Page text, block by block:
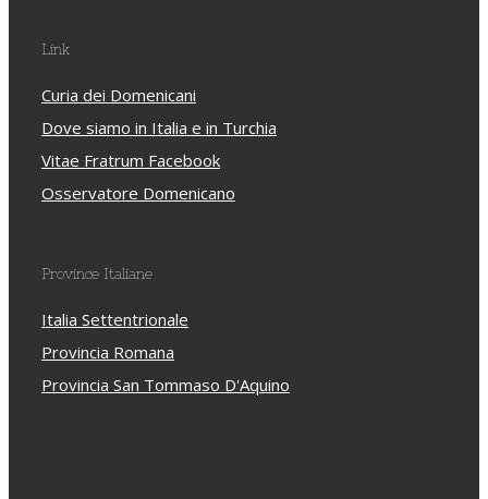
Link
Curia dei Domenicani
Dove siamo in Italia e in Turchia
Vitae Fratrum Facebook
Osservatore Domenicano
Province Italiane
Italia Settentrionale
Provincia Romana
Provincia San Tommaso D'Aquino